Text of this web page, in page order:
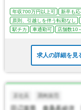
年収700万円以上可 新卒も
原則、引越しを伴う転勤なし
駅チカ
車通勤可 店舗数10
求人の詳細を見